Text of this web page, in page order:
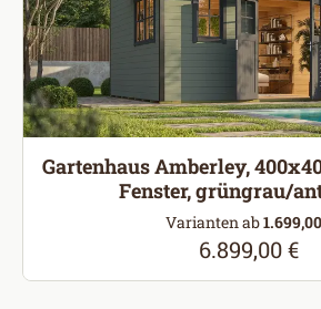
Gartenhaus Amberley,
Fenster, grüngrau/
Varianten ab
Regulärer
6.899,00 €